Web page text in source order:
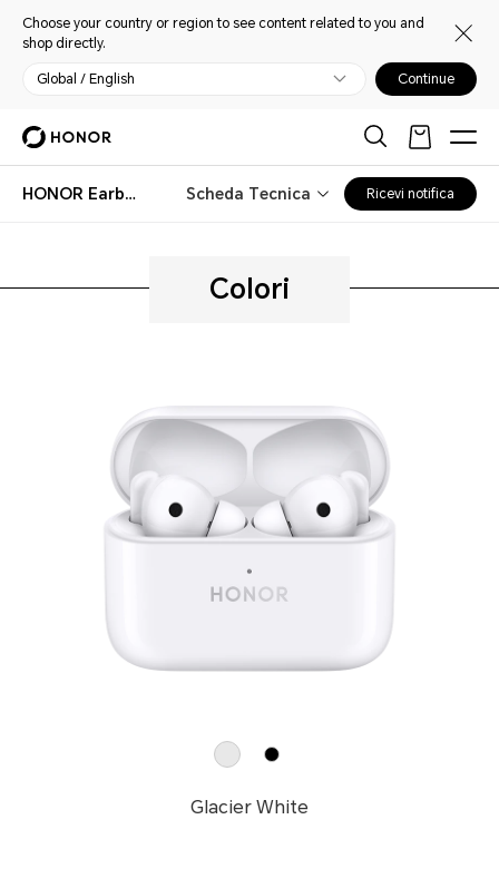
Choose your country or region to see content related to you and
shop directly.
Global / English Continue
HONOR Earbuds 2 Lite Scheda Tecnica Ricevi notifica
Colori
Glacier White